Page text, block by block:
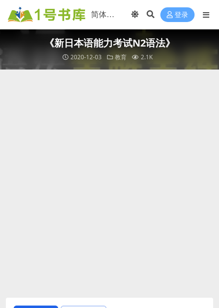
登录
《新日本语能力考试N2语法》
2020-12-03 教育 2.1K